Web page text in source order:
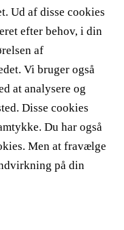
Ud af disse cookies
efter behov, i din
af
Vi bruger også
at analysere og
Disse cookies
Du har også
Men at fravælge
på din